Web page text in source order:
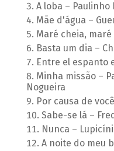
A loba – Paulinho
Mãe d'água –
Maré cheia,
Basta um dia –
Entre el espanto
Minha missão –
Nogueira
Por causa de
Sabe-se lá –
Nunca –
A noite do meu